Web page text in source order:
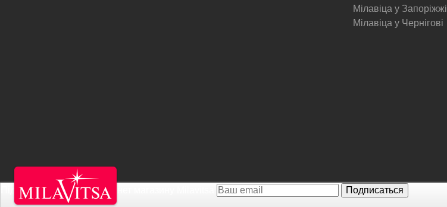
Мілавіца у Запоріжжі
Мілавіца у Чернігові
Підписатися на Акції інтернет магазину © Milavitsa.